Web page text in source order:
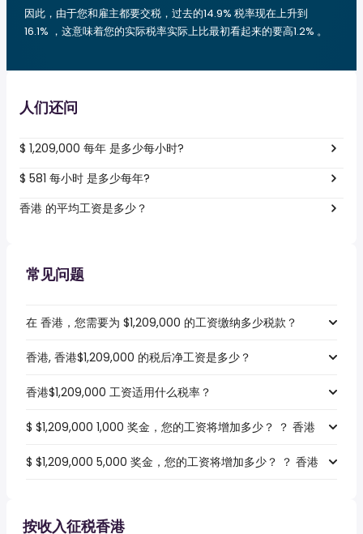
因此，由于您和雇主都要交税，过去的14.9% 税率现在上升到
16.1% ，这意味着您的实际税率实际上比最初看起来的要高1.2% 。
人们还问
$ 1,209,000 每年 是多少每小时?
$ 581 每小时 是多少每年?
香港 的平均工资是多少？
常见问题
在 香港，您需要为 $1,209,000 的工资缴纳多少税款？
香港, 香港$1,209,000 的税后净工资是多少？
香港$1,209,000 工资适用什么税率？
$ $1,209,000 1,000 奖金，您的工资将增加多少？ ？ 香港
$ $1,209,000 5,000 奖金，您的工资将增加多少？ ？ 香港
按收入征税香港